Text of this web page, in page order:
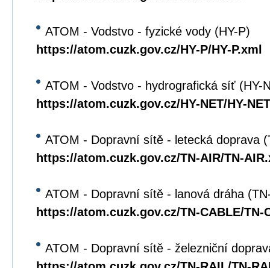
ATOM - Vodstvo - fyzické vody (HY-P)
https://atom.cuzk.gov.cz/HY-P/HY-P.xml
ATOM - Vodstvo - hydrografická síť (HY-
https://atom.cuzk.gov.cz/HY-NET/HY-
ATOM - Dopravní sítě - letecká doprava
https://atom.cuzk.gov.cz/TN-AIR/TN-
ATOM - Dopravní sítě - lanová dráha
https://atom.cuzk.gov.cz/TN-CABLE/TN-
ATOM - Dopravní sítě - železniční